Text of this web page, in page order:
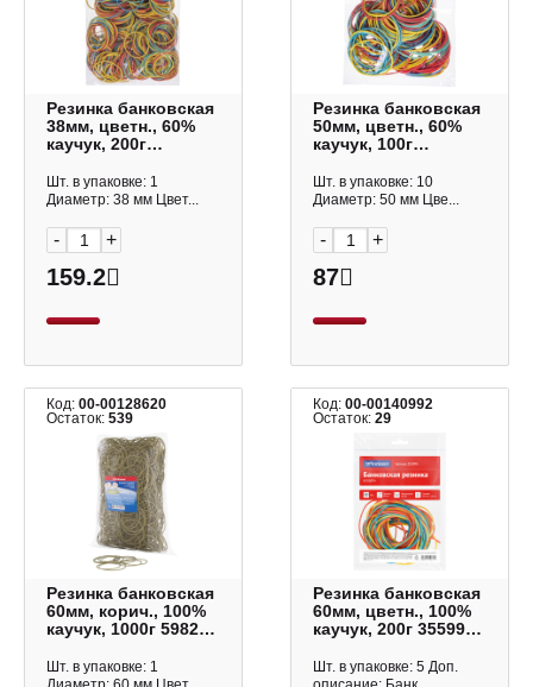
Резинка банковская
38мм, цветн., 60%
каучук, 200г
Шт. в упаковке: 1
Диаметр: 38 мм Цвет...
- +
159.2
Резинка банковская
50мм, цветн., 60%
каучук, 100г
Шт. в упаковке: 10
Диаметр: 50 мм Цве...
- +
87
Код: 00-00128620
Остаток: 539
Резинка банковская
60мм, корич., 100%
каучук, 1000г 59821
Шт. в упаковке: 1
Код:00-00140992
Остаток:29
Резинка банковская
60мм, цветн., 100%
каучук, 200г 355995
Шт. в упаковке: 5 Доп.